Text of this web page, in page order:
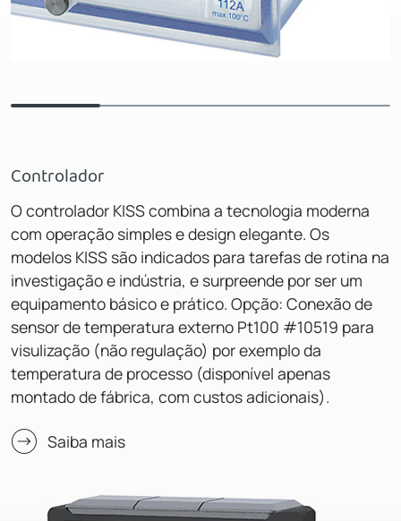
Controlador
O controlador KISS combina a tecnologia moderna
com operação simples e design elegante. Os
modelos KISS são indicados para tarefas de rotina na
investigação e indústria, e surpreende por ser um
equipamento básico e prático. Opção: Conexão de
sensor de temperatura externo Pt100 #10519 para
visulização (não regulação) por exemplo da
temperatura de processo (disponível apenas
montado de fábrica, com custos adicionais).
Saiba mais